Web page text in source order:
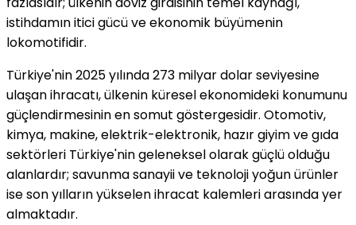
istihdamın itici gücü ve ekonomik büyümenin
lokomotifidir.
Türkiye'nin 2025 yılında 273 milyar dolar seviyesine
ulaşan ihracatı, ülkenin küresel ekonomideki konumunu
güçlendirmesinin en somut göstergesidir. Otomotiv,
kimya, makine, elektrik-elektronik, hazır giyim ve gıda
sektörleri Türkiye'nin geleneksel olarak güçlü olduğu
alanlardır; savunma sanayii ve teknoloji yoğun ürünler
ise son yılların yükselen ihracat kalemleri arasında yer
almaktadır.